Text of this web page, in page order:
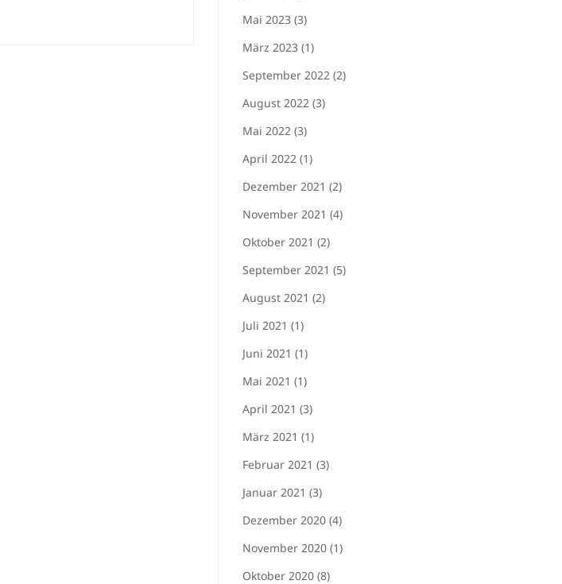
Mai 2023 (3)
März 2023 (1)
September 2022 (2)
August 2022 (3)
Mai 2022 (3)
April 2022 (1)
Dezember 2021 (2)
November 2021 (4)
Oktober 2021 (2)
September 2021 (5)
August 2021 (2)
Juli 2021 (1)
Juni 2021 (1)
Mai 2021 (1)
April 2021 (3)
März 2021 (1)
Februar 2021 (3)
Januar 2021 (3)
Dezember 2020 (4)
November 2020 (1)
Oktober 2020 (8)